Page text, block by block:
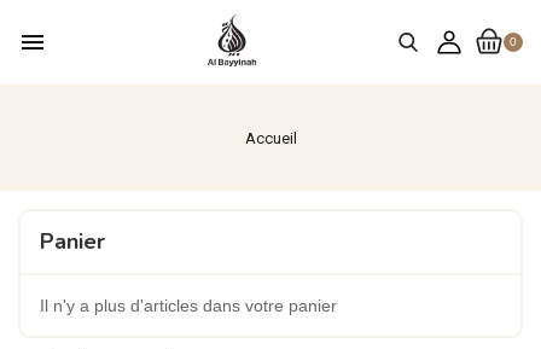
0
menu
Accueil
Panier
Il n'y a plus d'articles dans votre panier